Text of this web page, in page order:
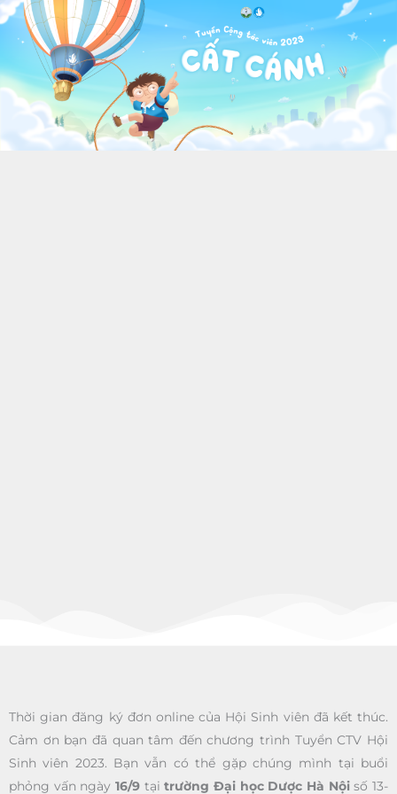
Thời gian đăng ký đơn online của Hội Sinh viên đã kết thúc.
Cảm ơn bạn đã quan tâm đến chương trình Tuyển CTV Hội
Sinh viên 2023. Bạn vẫn có thể gặp chúng mình tại buổi
phỏng vấn ngày 16/9 tạitrường Đại học Dược Hà Nộisố 13-